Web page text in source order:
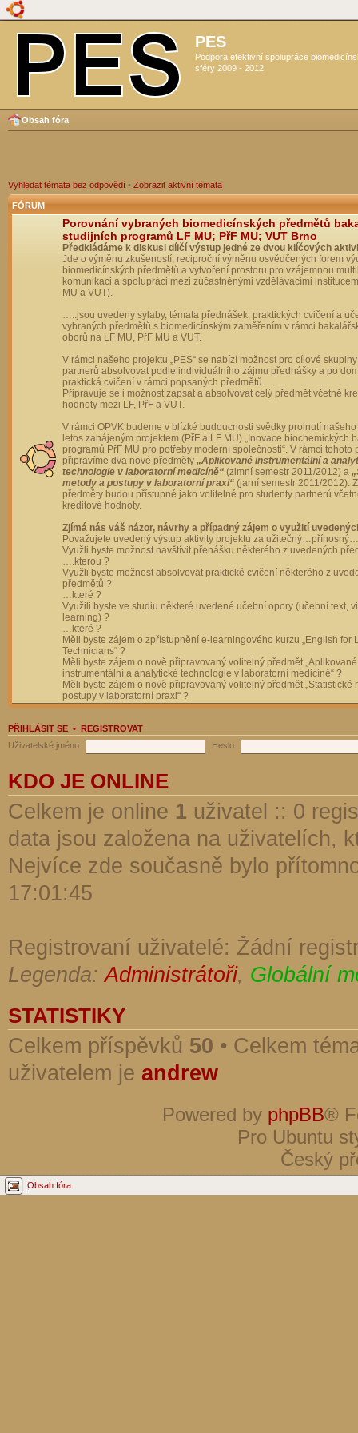
PES
Podpora efektivní spolupráce
sféry 2009 - 2012
Obsah fóra
Vyhledat témata bez odpovědí • Zobrazit aktivní témata
FÓRUM
Porovnání vybraných biomedicínských předmětů
studijních programů LF MU; PřF MU; VUT Brno
Předkládáme k diskusi dílčí výstup jedné ze dvou klíčových
Jde o výměnu zkušeností, reciproční výměnu osvědčených forem
biomedicínských předmětů a vytvoření prostoru pro vzájemnou
komunikaci a spolupráci mezi zúčastněnými vzdělávacími
MU a VUT).
…..jsou uvedeny sylaby, témata přednášek, praktických cvičení a
vybraných předmětů s biomedicínským zaměřením v rámci
oborů na LF MU, PřF MU a VUT.
V rámci našeho projektu „PES“ se nabízí možnost pro cílové
partnerů absolvovat podle individuálního zájmu přednášky a po
praktická cvičení v rámci popsaných předmětů.
Připravuje se i možnost zapsat a absolvovat celý předmět včetně
hodnoty mezi LF, PřF a VUT.
V rámci OPVK budeme v blízké budoucnosti svědky prolnutí
letos zahájeným projektem (PřF a LF MU) „Inovace biochemických
programů PřF MU pro potřeby moderní společnosti“. V rámci tohoto
připravíme dva nové předměty „Aplikované instrumentální a
technologie v laboratorní medicíně“ (zimní semestr 2011/2012) a
metody a postupy v laboratorní praxi“ (jarní semestr 2011/2012).
předměty budou přístupné jako volitelné pro studenty partnerů
kreditové hodnoty.
Zjímá nás váš názor, návrhy a případný zájem o využití
Považujete uvedený výstup aktivity projektu za
Využli byste možnost navštívit přenášku některého z uvedených
….kterou ?
Využli byste možnost absolvovat praktické cvičení některého z
předmětů ?
…které ?
Využili byste ve studiu některé uvedené učební opory (učební text,
learning) ?
…které ?
Měli byste zájem o zpřístupnění e-learningového kurzu „English for
Technicians“ ?
Měli byste zájem o nově připravovaný volitelný předmět „Aplikované
instrumentální a analytické technologie v laboratorní medicíně“ ?
Měli byste zájem o nově připravovaný volitelný předmět „Statistické
postupy v laboratorní praxi“ ?
PŘIHLÁSIT SE • REGISTROVAT
Uživatelské jméno:
Heslo:
KDO JE ONLINE
Celkem je online 1 uživatel :: 0
data jsou založena na uživatelích,
Nejvíce zde současně bylo
17:01:45
Registrovaní uživatelé: Žádní
Legenda:Administrátoři, Globální
STATISTIKY
Celkem příspěvků 50 • Celkem
uživatelem je andrew
Powered by phpBB®
Pro Ubuntu
Český
Obsah fóra